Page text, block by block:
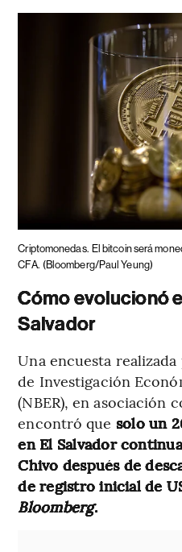
Criptomonedas. El bitcoin será
CFA. (Bloomberg/Paul Yeung)
Cómo evolucionó
Salvador
Una encuesta
de Investigación
(NBER), en asociación
encontró que solo un
en El Salvador
Chivo después de
de registro inicial de
Bloomberg.